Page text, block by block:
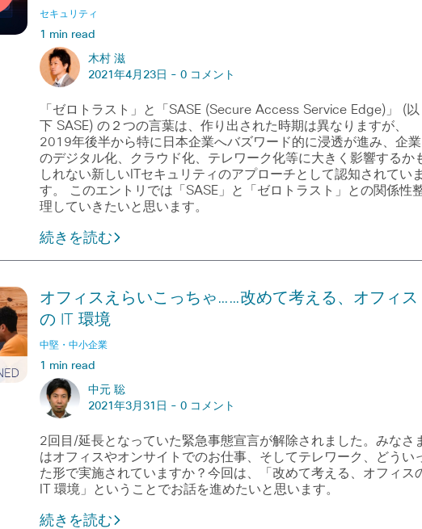
セキュリティ
1 min read
木村 滋
2021年4月23日 - 0 コメント
「ゼロトラスト」と「SASE (Secure Access Service Edge)」 (以
下 SASE) の２つの言葉は、作り出された時期は異なりますが、
2019年後半から特に日本企業へバズワード的に浸透が進み、企業
のデジタル化、クラウド化、テレワーク化等に大きく影響するか
しれない新しいITセキュリティのアプローチとして認知されてい
す。 このエントリでは「SASE」と「ゼロトラスト」との関係性
理していきたいと思います。
続きを読む
オフィスえらいこっちゃ……改めて考える、オフィス
の IT 環境
中堅・中小企業
1 min read
中元 聡
2021年3月31日 - 0 コメント
2回目/延長となっていた緊急事態宣言が解除されました。みなさ
はオフィスやオンサイトでのお仕事、そしてテレワーク、どうい
た形で実施されていますか？今回は、「改めて考える、オフィス
IT 環境」ということでお話を進めたいと思います。
続きを読む